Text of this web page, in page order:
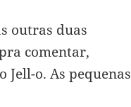
outras duas
comentar,
Jell-o. As pequenas